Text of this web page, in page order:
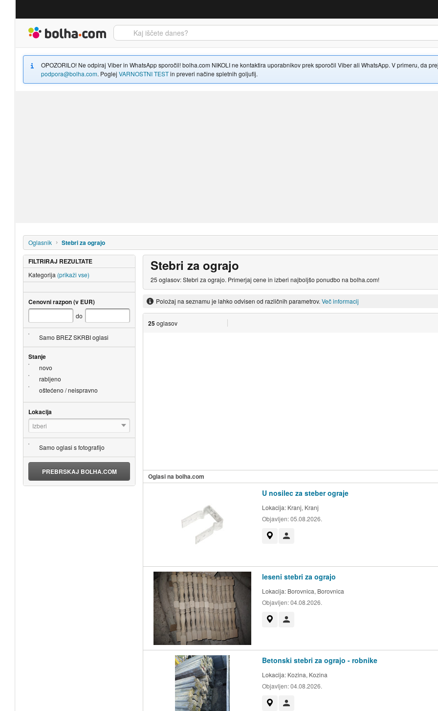
OPOZORILO! Ne odpiraj Viber in WhatsApp sporočil! bolha.com NIKOLI ne kontaktira uporabnikov prek sporočil Viber ali WhatsApp. V primeru, da
podpora@bolha.com. Poglej VARNOSTNI TESTin preveri načine spletnih goljufij.
Oglasnik Stebri za ograjo
Stebri za ograjo
25 oglasov: Stebri za ograjo. Primerjaj cene in izberi najboljšo ponudbo na bolha.com!
Položaj na seznamu je lahko odvisen od različnih parametrov. Več informacij
25oglasov
Oglasi na bolha.com
U nosilec za steber ograje
Lokacija: Kranj, Kranj
Objavljen:05.08.2026.
leseni stebri za ograjo
Lokacija: Borovnica, Borovnica
Objavljen:04.08.2026.
Betonski stebri za ograjo - robnike
Lokacija: Kozina, Kozina
Objavljen:04.08.2026.
FILTRIRAJ REZULTATE
Kategorija (prikaži vse)
Cenovni razpon (v EUR)
do
Samo BREZ SKRBI oglasi
Stanje
novo
rabljeno
oštećeno / neispravno
Lokacija
Izberi
Samo oglasi s fotografijo
PREBRSKAJ BOLHA.COM